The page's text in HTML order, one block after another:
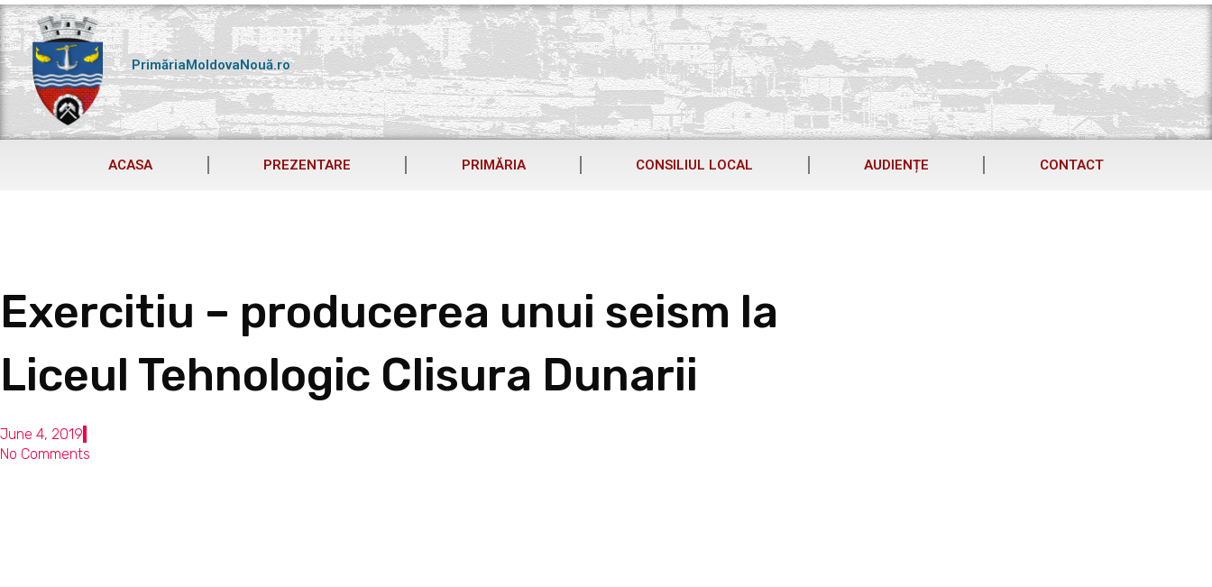
Skip
to
content
PrimăriaMoldovaNouă.ro
ACASA PREZENTARE PRIMĂRIA CONSILIUL LOCAL AUDIENȚE CONTACT
Exercitiu – producerea unui seism la
Liceul Tehnologic Clisura Dunarii
June 4, 2019
No Comments